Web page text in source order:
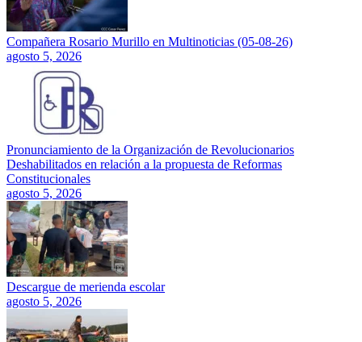
Compañera Rosario Murillo en Multinoticias (05-08-26)
agosto 5, 2026
Pronunciamiento de la Organización de Revolucionarios
Deshabilitados en relación a la propuesta de Reformas
Constitucionales
agosto 5, 2026
Descargue de merienda escolar
agosto 5, 2026